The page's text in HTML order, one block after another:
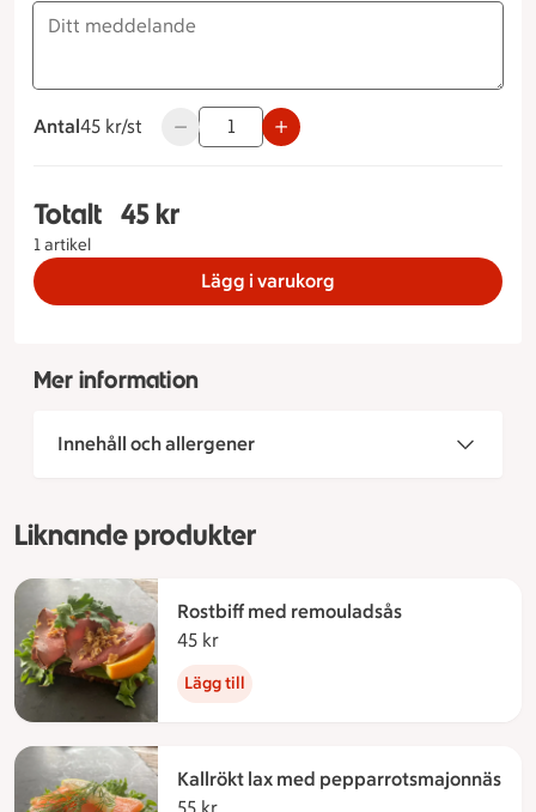
Antal
45 kronor styck
45 kr/st Använd knapparna för att minska eller
Totalt
1 artikel
Totalt 1 stycken Branteviksill med potatis,
45 kr
Lägg i varukorg
Mer information
Innehåll och allergener
Liknande produkter
Rostbiff med remouladsås
45 kr
Lägg till
Kallrökt lax med pepparrotsmajonnäs